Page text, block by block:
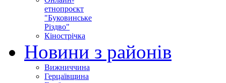
етнопроєкт
"Буковинське
Різдво"
Кінострічка
Новини з районів
Вижниччина
Герцаївщина